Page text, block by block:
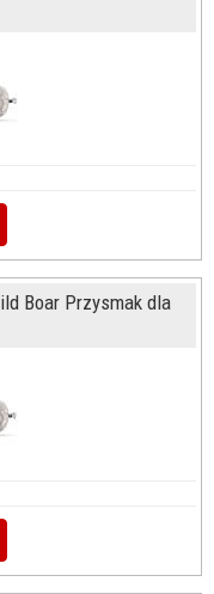
Boar Przysmak dla